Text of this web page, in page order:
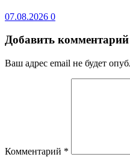
07.08.2026 0
Добавить комментарий
Ваш адрес email не будет
Комментарий *